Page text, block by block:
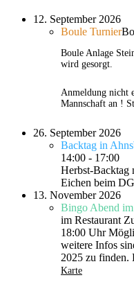
12. September 2026
Boule Turnier
Boule Anlage
wird gesorgt.
Anmeldung nicht
Mannschaft an !
26. September 2026
Backtag in
14:00 - 17:00
Herbst-Backtag
Eichen beim
13. November 2026
Bingo Abend
im Restaurant
18:00 Uhr
weitere Infos
2025 zu finden.
Karte